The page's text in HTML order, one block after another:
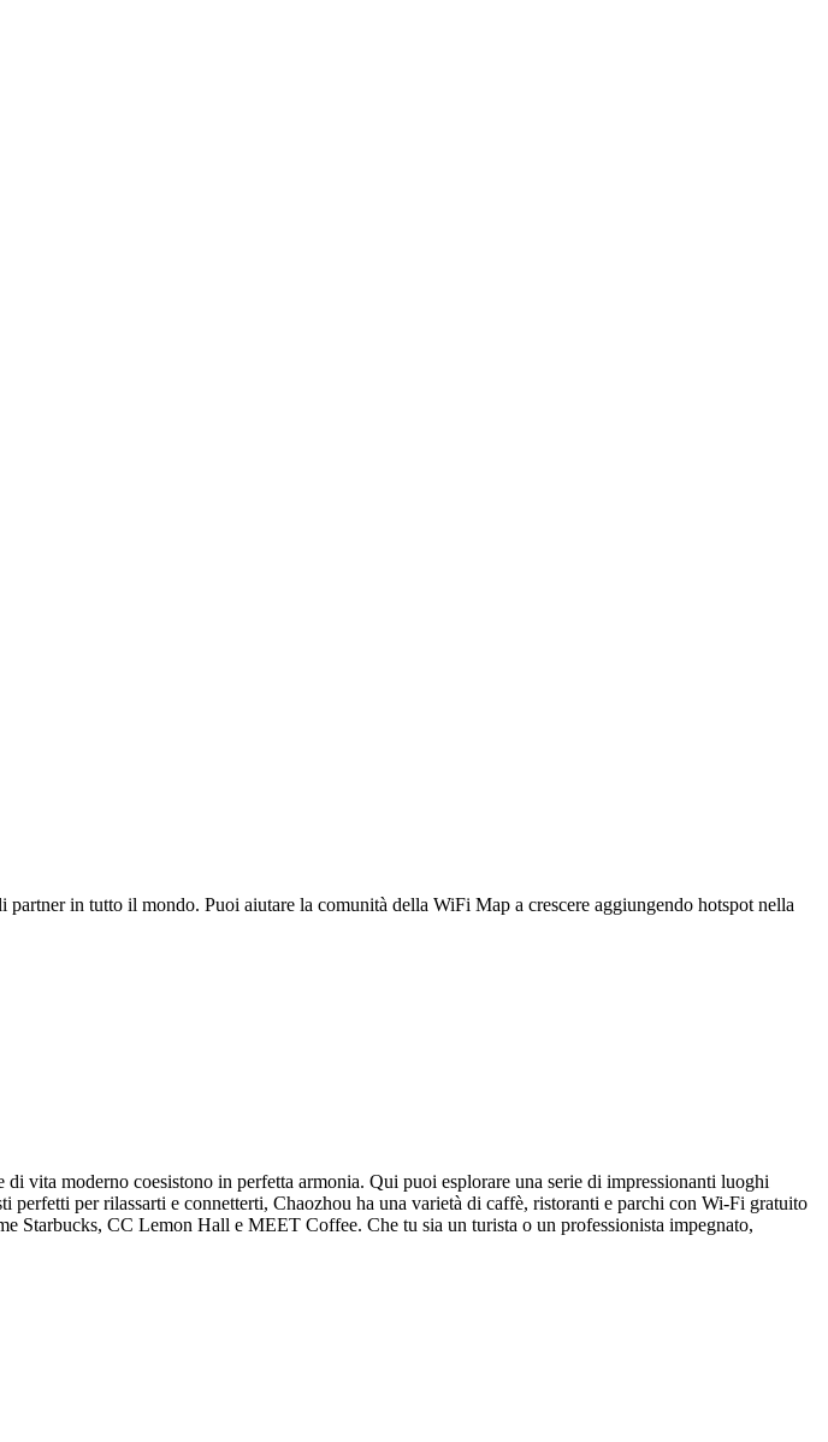
in tutto il mondo. Puoi aiutare la comunità della WiFi Map a crescere aggiungendo hotspot nella
vita moderno coesistono in perfetta armonia. Qui puoi esplorare una serie di impressionanti luoghi
per rilassarti e connetterti, Chaozhou ha una varietà di caffè, ristoranti e parchi con Wi-Fi gratuito
CC Lemon Hall e MEET Coffee. Che tu sia un turista o un professionista impegnato,